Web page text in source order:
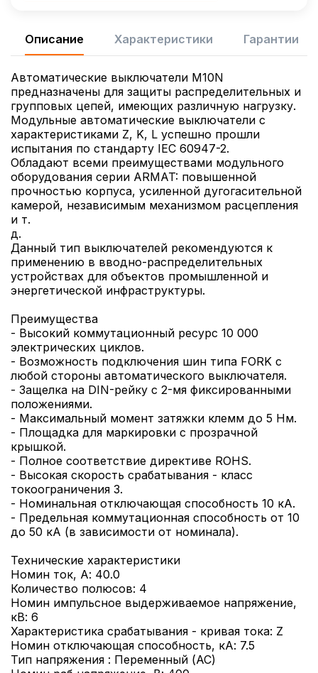
Описание Характеристики Гарантии
Автоматические выключатели M10N
предназначены для защиты распределительных и
групповых цепей, имеющих различную нагрузку.
Модульные автоматические выключатели с
характеристиками Z, K, L успешно прошли
испытания по стандарту IEC 60947-2.
Обладают всеми преимуществами модульного
оборудования серии ARMAT: повышенной
прочностью корпуса, усиленной дугогасительной
камерой, независимым механизмом расцепления
и т.
д.
Данный тип выключателей рекомендуются к
применению в вводно-распределительных
устройствах для объектов промышленной и
энергетической инфраструктуры.
Преимущества
- Высокий коммутационный ресурс 10 000
электрических циклов.
- Возможность подключения шин типа FORK с
любой стороны автоматического выключателя.
- Защелка на DIN-рейку с 2-мя фиксированными
положениями.
- Максимальный момент затяжки клемм до 5 Нм.
- Площадка для маркировки с прозрачной
крышкой.
- Полное соответствие директиве ROHS.
- Высокая скорость срабатывания - класс
токоограничения 3.
- Номинальная отключающая способность 10 кА.
- Предельная коммутационная способность от 10
до 50 кА (в зависимости от номинала).
Технические характеристики
Номин ток, А: 40.0
Количество полюсов: 4
Номин импульсное выдерживаемое напряжение,
кВ: 6
Характеристика срабатывания - кривая тока: Z
Номин отключающая способность, кА: 7.5
Тип напряжения : Переменный (AC)